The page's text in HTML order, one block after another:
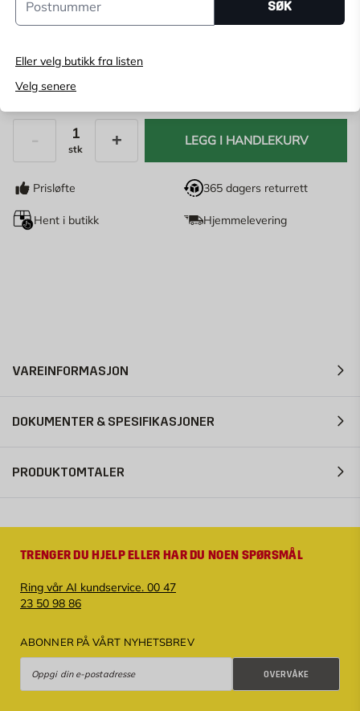
SØK
Eller velg butikk fra listen
Velg senere
169 NOK
stk
LEGG I HANDLEKURV
Prisløfte 365 dagers returrett
Hent i butikk Hjemmelevering
VAREINFORMASJON
DOKUMENTER & SPESIFIKASJONER
PRODUKTOMTALER
TRENGER DU HJELP ELLER HAR DU NOEN SPØRSMÅL
Ring vår AI kundservice. 00 47
23 50 98 86
ABONNER PÅ VÅRT NYHETSBREV
OVERVÅKE